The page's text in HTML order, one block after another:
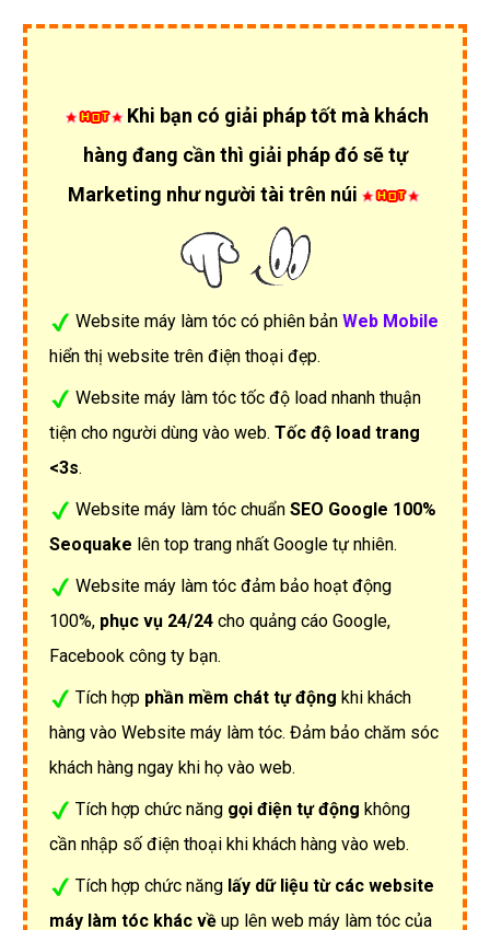
Khi bạn có giải pháp tốt mà khách
hàng đang cần thì giải pháp đó sẽ tự
Marketing như người tài trên núi
Website máy làm tóc có phiên bản Web Mobile
hiển thị website trên điện thoại đẹp.
Website máy làm tóc tốc độ load nhanh thuận
tiện cho người dùng vào web. Tốc độ load trang
<3s.
Website máy làm tóc chuẩn SEO Google 100%
Seoquake lên top trang nhất Google tự nhiên.
Website máy làm tóc đảm bảo hoạt động
100%, phục vụ 24/24 cho quảng cáo Google,
Facebook công ty bạn.
Tích hợp phần mềm chát tự động khi khách
hàng vào Website máy làm tóc. Đảm bảo chăm sóc
khách hàng ngay khi họ vào web.
Tích hợp chức năng gọi điện tự động không
cần nhập số điện thoại khi khách hàng vào web.
Tích hợp chức năng lấy dữ liệu từ các website
máy làm tóc khác về up lên web máy làm tóc của